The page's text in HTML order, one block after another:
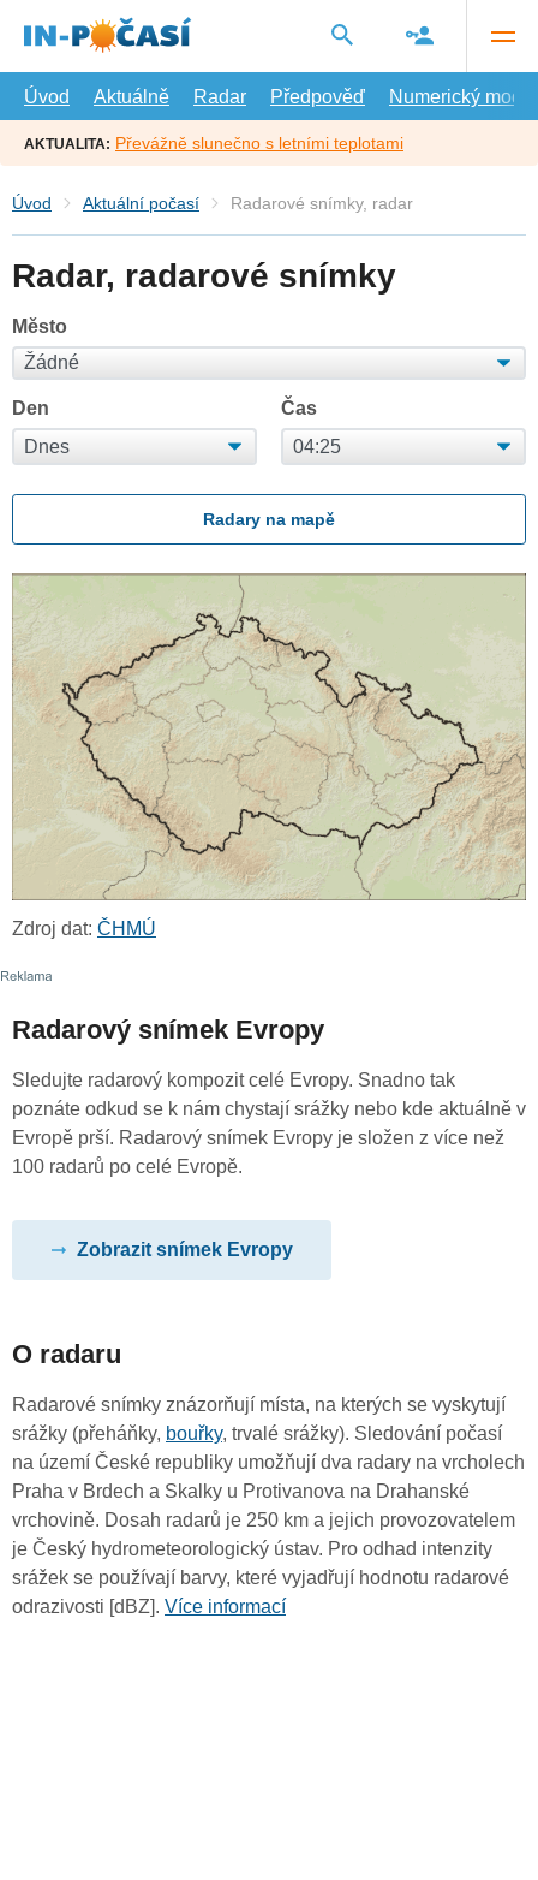
hlavní
Úvod
Aktuálně Radar Předpověď Numerický model
AKTUALITA: Převážně slunečno s letními teplotami
Úvod Aktuální počasí Radarové snímky, radar
Radar, radarové snímky
Město
Den Čas
Radary na mapě
Zdroj dat: ČHMÚ
Radarový snímek Evropy
Sledujte radarový kompozit celé Evropy. Snadno tak
poznáte odkud se k nám chystají srážky nebo kde aktuálně v
Evropě prší. Radarový snímek Evropy je složen z více než
100 radarů po celé Evropě.
Zobrazit snímek Evropy
O radaru
Radarové snímky znázorňují místa, na kterých se vyskytují
srážky (přeháňky, bouřky, trvalé srážky). Sledování počasí
na území České republiky umožňují dva radary na vrcholech
Praha v Brdech a Skalky u Protivanova na Drahanské
vrchovině. Dosah radarů je 250 km a jejich provozovatelem
je Český hydrometeorologický ústav. Pro odhad intenzity
srážek se používají barvy, které vyjadřují hodnotu radarové
odrazivosti [dBZ]. Více informací